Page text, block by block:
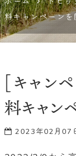
料キャンペーンを
[キャン
料キャン
2023年02月07